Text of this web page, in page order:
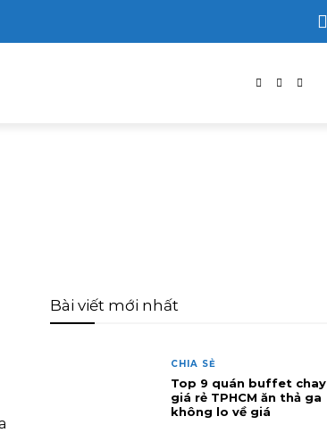
Bài viết mới nhất
CHIA SẺ
Top 9 quán buffet chay
giá rẻ TPHCM ăn thả ga
không lo về giá